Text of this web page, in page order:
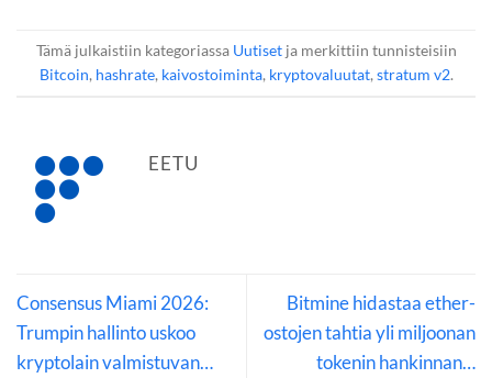
Tämä julkaistiin kategoriassa Uutisetja merkittiin tunnisteisiin
Bitcoin, hashrate, kaivostoiminta, kryptovaluutat, stratum v2.
EETU
Consensus Miami 2026:
Trumpin hallinto uskoo
kryptolain valmistuvan…
Bitmine hidastaa ether-
ostojen tahtia yli miljoonan
tokenin hankinnan…